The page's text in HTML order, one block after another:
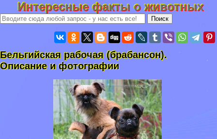
Интересные факты о животных
Бельгийская рабочая (бpaбансон).
Описание и фотографии